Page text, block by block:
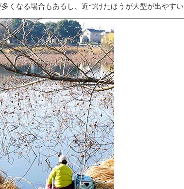
くなる場合もあるし、近づけたほうが大型が出やすい